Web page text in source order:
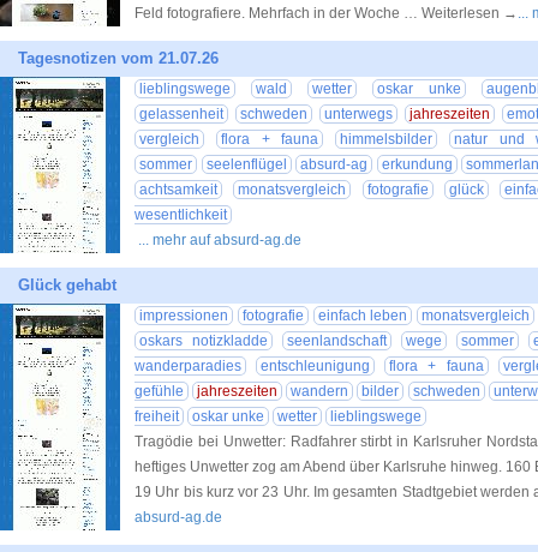
Feld fotografiere. Mehrfach in der Woche … Weiterlesen → ...
Tagesnotizen vom 21.07.26
lieblingswege wald wetter oskar unke
gelassenheit
schweden unterwegs jahreszeiten
vergleich
flora + fauna himmelsbilder
natur und
sommer
seelenflügel absurd-ag erkundung
achtsamkeit
monatsvergleich fotografie glück
wesentlichkeit
... mehr auf absurd-ag.de
Glück gehabt
impressionen fotografie einfach leben
monatsvergleich
oskars notizkladde
seenlandschaft wege sommer
wanderparadies
entschleunigung flora + fauna
gefühle
jahreszeiten wandern bilder schweden
freiheit
oskar unke wetter
lieblingswege
Tragödie bei Unwetter: Radfahrer stirbt in Karlsruher
heftiges Unwetter zog am Abend über Karlsruhe hinweg.
19 Uhr bis kurz vor 23 Uhr. Im gesamten Stadtgebiet
absurd-ag.de